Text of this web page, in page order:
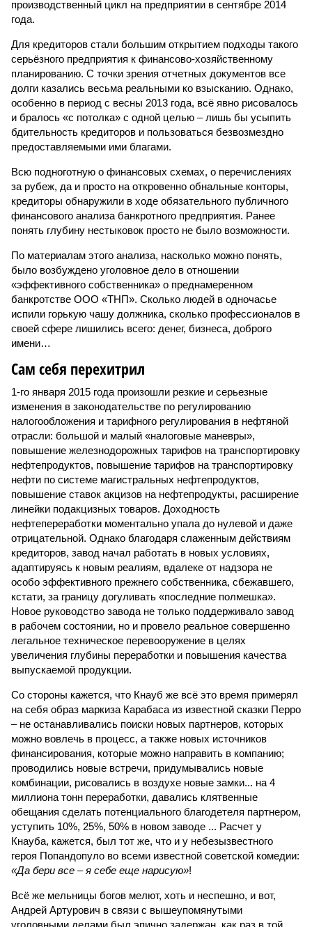
производственный цикл на предприятии в сентябре 2014
года.
Для кредиторов стали большим открытием подходы такого
серьёзного предприятия к финансово-хозяйственному
планированию. С точки зрения отчетных документов все
долги казались весьма реальными ко взысканию. Однако,
особенно в период с весны 2013 года, всё явно рисовалось
и бралось «с потолка» с одной целью – лишь бы усыпить
бдительность кредиторов и пользоваться безвозмездно
предоставляемыми ими благами.
Всю подноготную о финансовых схемах, о перечислениях
за рубеж, да и просто на откровенно обнальные конторы,
кредиторы обнаружили в ходе обязательного публичного
финансового анализа банкротного предприятия. Ранее
понять глубину нестыковок просто не было возможности.
По материалам этого анализа, насколько можно понять,
было возбуждено уголовное дело в отношении
«эффективного собственника» о преднамеренном
банкротстве ООО «ТНП». Сколько людей в одночасье
испили горькую чашу должника, сколько профессионалов в
своей сфере лишились всего: денег, бизнеса, доброго
имени…
Сам себя перехитрил
1-го января 2015 года произошли резкие и серьезные
изменения в законодательстве по регулированию
налогообложения и тарифного регулирования в нефтяной
отрасли: большой и малый «налоговые маневры»,
повышение железнодорожных тарифов на транспортировку
нефтепродуктов, повышение тарифов на транспортировку
нефти по системе магистральных нефтепродуктов,
повышение ставок акцизов на нефтепродукты, расширение
линейки подакцизных товаров. Доходность
нефтепереработки моментально упала до нулевой и даже
отрицательной. Однако благодаря слаженным действиям
кредиторов, завод начал работать в новых условиях,
адаптируясь к новым реалиям, вдалеке от надзора не
особо эффективного прежнего собственника, сбежавшего,
кстати, за границу догуливать «последние полмешка».
Новое руководство завода не только поддерживало завод
в рабочем состоянии, но и провело реальное совершенно
легальное техническое перевооружение в целях
увеличения глубины переработки и повышения качества
выпускаемой продукции.
Со стороны кажется, что Кнауб же всё это время примерял
на себя образ маркиза Карабаса из известной сказки Перро
– не останавливались поиски новых партнеров, которых
можно вовлечь в процесс, а также новых источников
финансирования, которые можно направить в компанию;
проводились новые встречи, придумывались новые
комбинации, рисовались в воздухе новые замки... на 4
миллиона тонн переработки, давались клятвенные
обещания сделать потенциального благодетеля партнером,
уступить 10%, 25%, 50% в новом заводе ... Расчет у
Кнауба, кажется, был тот же, что и у небезызвестного
героя Попандопуло во всеми известной советской комедии:
«Да бери все – я себе еще нарисую»!
Всё же мельницы богов мелют, хоть и неспешно, и вот,
Андрей Артурович в связи с вышеупомянутыми
уголовными делами был эпично задержан, как раз в той